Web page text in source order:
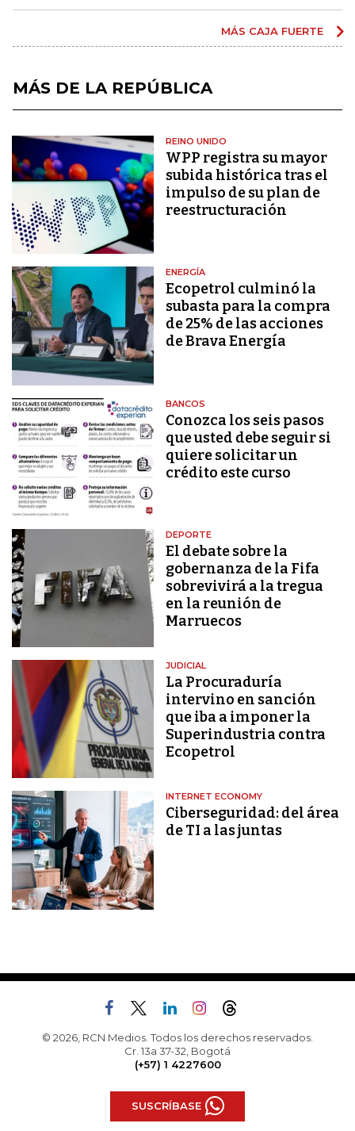
MÁS CAJA FUERTE
MÁS DE LA REPÚBLICA
REINO UNIDO
WPP registra su mayor
subida histórica tras el
impulso de su plan de
reestructuración
ENERGÍA
Ecopetrol culminó la
subasta para la compra
de 25% de las acciones
de Brava Energía
BANCOS
Conozca los seis pasos
que usted debe seguir si
quiere solicitar un
crédito este curso
DEPORTE
El debate sobre la
gobernanza de la Fifa
sobrevivirá a la tregua
en la reunión de
Marruecos
JUDICIAL
La Procuraduría
intervino en sanción
que iba a imponer la
Superindustria contra
Ecopetrol
INTERNET ECONOMY
Ciberseguridad: del área
de TI a las juntas
© 2026, RCN Medios. Todos los derechos reservados.
Cr. 13a 37-32, Bogotá
(+57) 1 4227600
SUSCRÍBASE